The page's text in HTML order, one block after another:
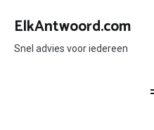
naar
inhoud
ElkAntwoord.com
Snel advies voor iedereen